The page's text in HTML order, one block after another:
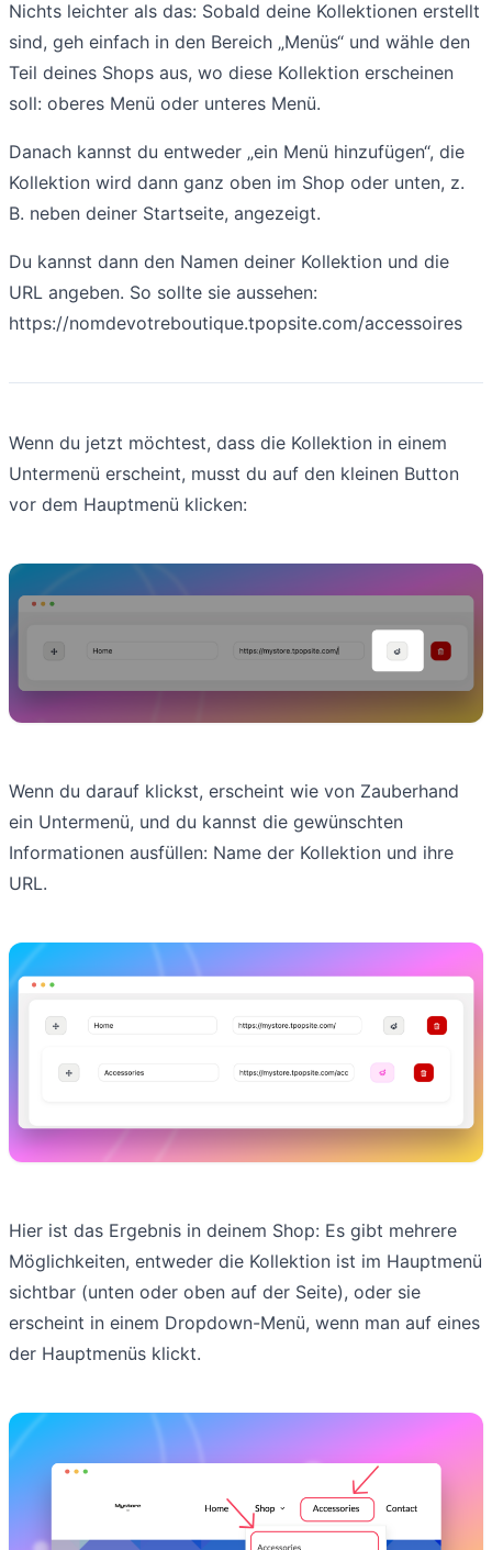
Nichts leichter als das: Sobald deine Kollektionen erstellt
sind, geh einfach in den Bereich „Menüs“ und wähle den
Teil deines Shops aus, wo diese Kollektion erscheinen
soll: oberes Menü oder unteres Menü.
Danach kannst du entweder „ein Menü hinzufügen“, die
Kollektion wird dann ganz oben im Shop oder unten, z.
B. neben deiner Startseite, angezeigt.
Du kannst dann den Namen deiner Kollektion und die
URL angeben. So sollte sie aussehen:
https://nomdevotreboutique.tpopsite.com/accessoires
Wenn du jetzt möchtest, dass die Kollektion in einem
Untermenü erscheint, musst du auf den kleinen Button
vor dem Hauptmenü klicken:
Wenn du darauf klickst, erscheint wie von Zauberhand
ein Untermenü, und du kannst die gewünschten
Informationen ausfüllen: Name der Kollektion und ihre
URL.
Hier ist das Ergebnis in deinem Shop: Es gibt mehrere
Möglichkeiten, entweder die Kollektion ist im Hauptmenü
sichtbar (unten oder oben auf der Seite), oder sie
erscheint in einem Dropdown-Menü, wenn man auf eines
der Hauptmenüs klickt.